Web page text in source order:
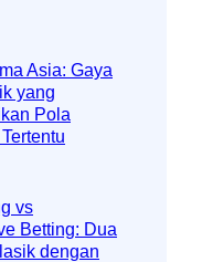
Asia: Gaya
yang
Pola
vs
Betting: Dua
dengan